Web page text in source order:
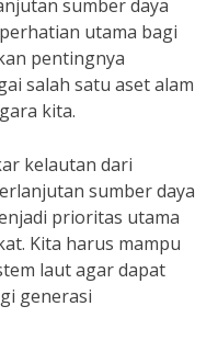
sumber daya
utama bagi
pentingnya
salah satu aset alam
kita.
kelautan dari
sumber daya
prioritas utama
Kita harus mampu
laut agar dapat
generasi